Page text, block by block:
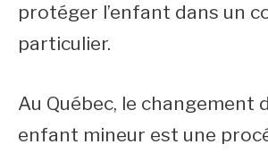
protéger l’enfant dans un
particulier.
Au Québec, le changement
enfant mineur est une